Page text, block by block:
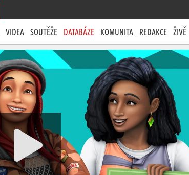
VIDEA SOUTĚŽE DATABÁZE KOMUNITA REDAKCE ŽIVĚ